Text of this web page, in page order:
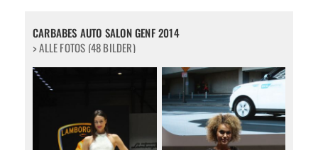
CARBABES AUTO SALON GENF 2014
> ALLE FOTOS (48 BILDER)